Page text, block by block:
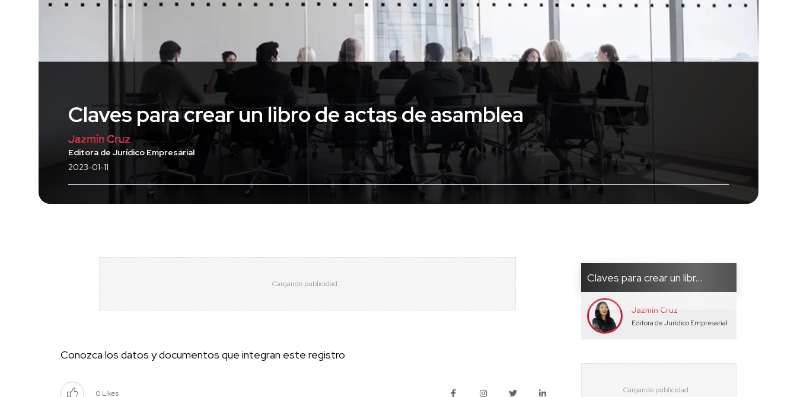
Claves para crear un libro de actas de asamblea
Jazmín Cruz
Editora de Jurídico Empresarial
2023-01-11
Conozca los datos y documentos que integran este registro
0 Likes
Claves para crear un libr...
Jazmín Cruz
Editora de Jurídico Empresarial